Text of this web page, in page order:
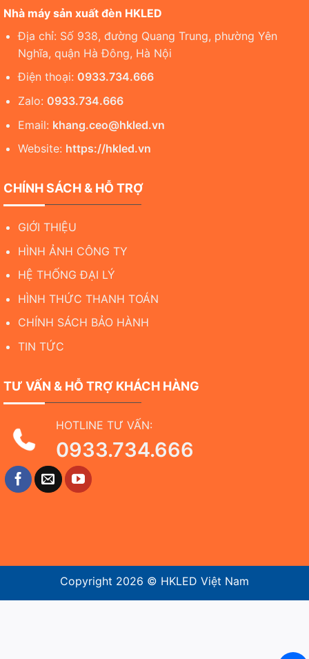
Nhà máy sản xuất đèn HKLED
Địa chỉ: Số 938, đường Quang Trung, phường Yên
Nghĩa, quận Hà Đông, Hà Nội
Điện thoại: 0933.734.666
Zalo: 0933.734.666
Email: khang.ceo@hkled.vn
Website: https://hkled.vn
CHÍNH SÁCH & HỖ TRỢ
GIỚI THIỆU
HÌNH ẢNH CÔNG TY
HỆ THỐNG ĐẠI LÝ
HÌNH THỨC THANH TOÁN
CHÍNH SÁCH BẢO HÀNH
TIN TỨC
TƯ VẤN & HỖ TRỢ KHÁCH HÀNG
HOTLINE TƯ VẤN:
0933.734.666
Copyright 2026 © HKLED Việt Nam